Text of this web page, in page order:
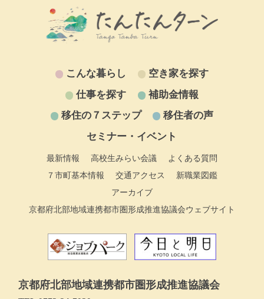
こんな暮らし
空き家を探す
仕事を探す
補助金情報
移住の７ステップ
移住者の声
セミナー・イベント
最新情報 高校生みらい会議
よくある質問
７市町基本情報
交通アクセス
新職業図鑑
アーカイブ
京都府北部地域連携都市圏形成推進協議会ウェブサイト
京都府北部地域連携都市圏形成推進協議会